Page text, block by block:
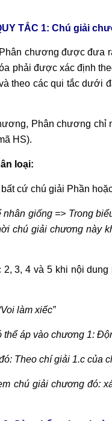
TẮC 1: Chú giải
chương được đưa
phải được xác định
theo các qui tắc dưới
Phân chương
HS).
loại:
cứ chú giải Phần
giống => Trong
chú giải chương này
3, 4 và 5 khi nội
làm xiếc”
áp vào chương 1:
Theo chí giải 1.c của
chú giải chương đó: